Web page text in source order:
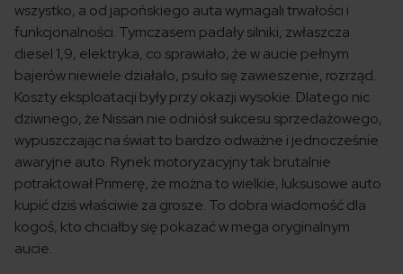
wszystko, a od japońskiego auta wymagali trwałości i
funkcjonalności. Tymczasem padały silniki, zwłaszcza
diesel 1,9, elektryka, co sprawiało, że w aucie pełnym
bajerów niewiele działało, psuło się zawieszenie, rozrząd.
Koszty eksploatacji były przy okazji wysokie. Dlatego nic
dziwnego, że Nissan nie odniósł sukcesu sprzedażowego,
wypuszczając na świat to bardzo odważne i jednocześnie
awaryjne auto. Rynek motoryzacyjny tak brutalnie
potraktował Primerę, że można to wielkie, luksusowe auto
kupić dziś właściwie za grosze. To dobra wiadomość dla
kogoś, kto chciałby się pokazać w mega oryginalnym
aucie.